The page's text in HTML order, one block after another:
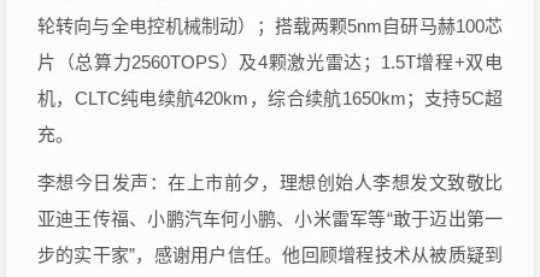
轮转向与全电控机械制动）；搭载两颗5nm自研马赫100芯
片（总算力2560TOPS）及4颗激光雷达；1.5T增程+双电
机，CLTC纯电续航420km，综合续航1650km；支持5C超
充。
李想今日发声：在上市前夕，理想创始人李想发文致敬比
亚迪王传福、小鹏汽车何小鹏、小米雷军等“敢于迈出第一
步的实干家”，感谢用户信任。他回顾增程技术从被质疑到